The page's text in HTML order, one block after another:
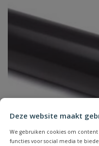
Deze website maakt
We gebruiken cookies om
functies voor social media te